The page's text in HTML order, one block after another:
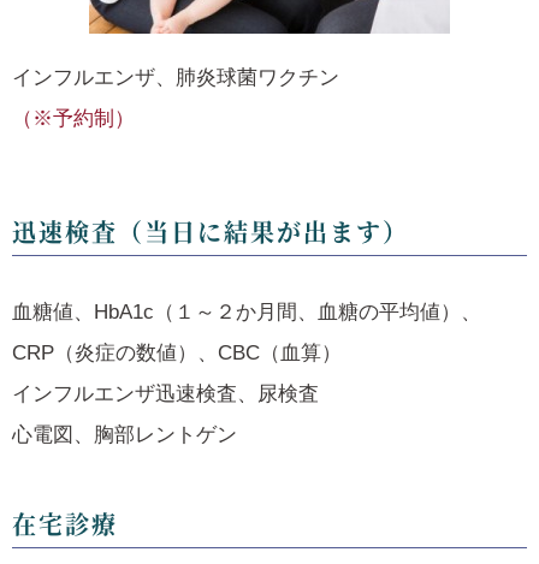
インフルエンザ、肺炎球菌ワクチン
（※予約制）
迅速検査（当日に結果が出ます）
血糖値、HbA1c（１～２か月間、血糖の平均値）、
CRP（炎症の数値）、CBC（血算）
インフルエンザ迅速検査、尿検査
心電図、胸部レントゲン
在宅診療